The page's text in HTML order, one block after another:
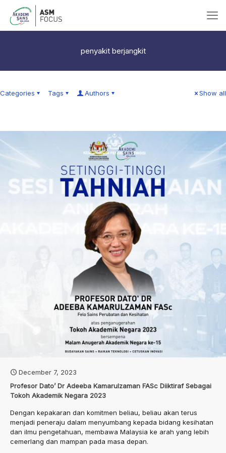
penyakit berjangkit
Categories Tags Authors Show all
December 7, 2023
Profesor Dato’ Dr Adeeba Kamarulzaman FASc Diiktiraf Sebagai
Tokoh Akademik Negara 2023
Dengan kepakaran dan komitmen beliau, beliau akan terus
menjadi peneraju dalam menyumbang kepada bidang kesihatan
dan ilmu pengetahuan, membawa Malaysia ke arah yang lebih
cemerlang dan mampan pada masa depan.